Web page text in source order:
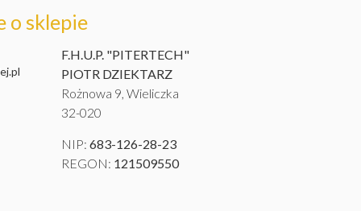
o sklepie
F.H.U.P. "PITERTECH"
PIOTR DZIEKTARZ
Rożnowa 9, Wieliczka
32-020
NIP: 683-126-28-23
REGON: 121509550